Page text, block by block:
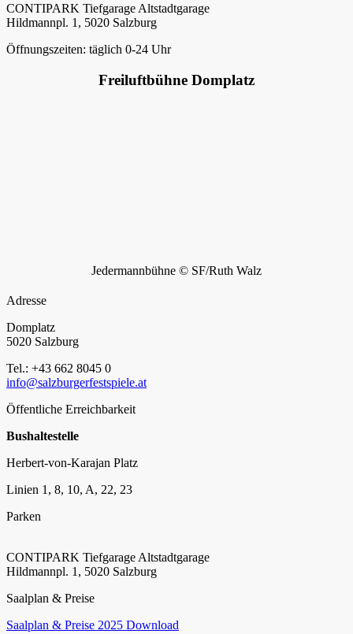
CONTIPARK Tiefgarage Altstadtgarage
Hildmannpl. 1, 5020 Salzburg
Öffnungszeiten: täglich 0-24 Uhr
Freiluftbühne Domplatz
Jedermannbühne © SF/Ruth Walz
Adresse
Domplatz
5020 Salzburg
Tel.: +43 662 8045 0
info@salzburgerfestspiele.at
Öffentliche Erreichbarkeit
Bushaltestelle
Herbert-von-Karajan Platz
Linien 1, 8, 10, A, 22, 23
Parken
CONTIPARK Tiefgarage Altstadtgarage
Hildmannpl. 1, 5020 Salzburg
Saalplan & Preise
Saalplan & Preise 2025 Download